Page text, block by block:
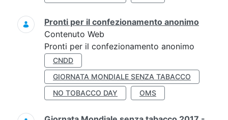
Pronti per il confezionamento anonimo
Contenuto Web
Pronti per il confezionamento anonimo
CNDD
GIORNATA MONDIALE SENZA TABACCO
NO TOBACCO DAY
OMS